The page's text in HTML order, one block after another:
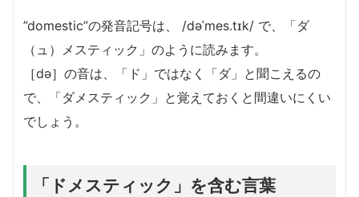
”domestic”の発音記号は、 /dəˈmes.tɪk/ で、「ダ
（ュ）メスティック」のように読みます。
［də］の音は、「ド」ではなく「ダ」と聞こえるの
で、「ダメスティック」と覚えておくと間違いにくい
でしょう。
「ドメスティック」を含む言葉